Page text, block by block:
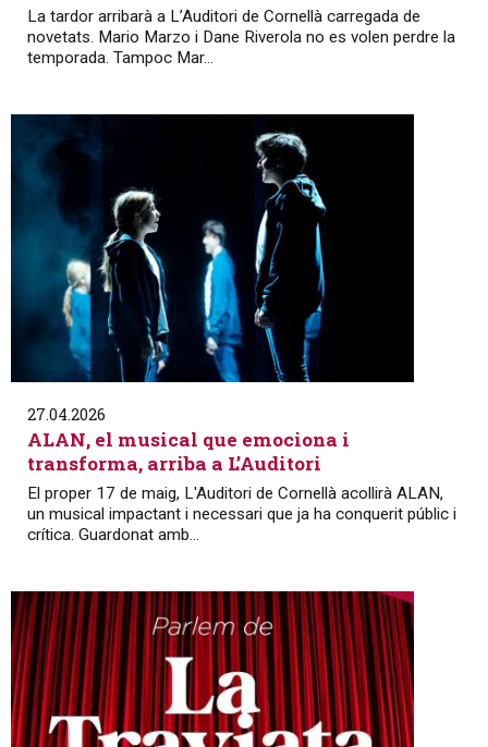
La tardor arribarà a L’Auditori de Cornellà carregada de
novetats. Mario Marzo i Dane Riverola no es volen perdre la
temporada. Tampoc Mar...
27.04.2026
ALAN, el musical que emociona i
transforma, arriba a L’Auditori
El proper 17 de maig, L'Auditori de Cornellà acollirà ALAN,
un musical impactant i necessari que ja ha conquerit públic i
crítica. Guardonat amb...